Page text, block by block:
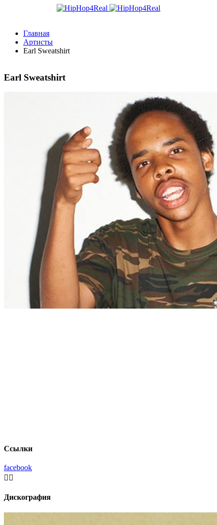
Главная
Артисты
Earl Sweatshirt
Earl Sweatshirt
Ссылки
facebook
 
Дискография